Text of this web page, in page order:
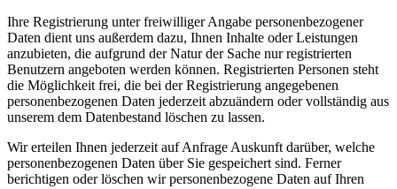
Ihre Registrierung unter freiwilliger Angabe personenbezogener
Daten dient uns außerdem dazu, Ihnen Inhalte oder Leistungen
anzubieten, die aufgrund der Natur der Sache nur registrierten
Benutzern angeboten werden können. Registrierten Personen steht
die Möglichkeit frei, die bei der Registrierung angegebenen
personenbezogenen Daten jederzeit abzuändern oder vollständig aus
unserem dem Datenbestand löschen zu lassen.
Wir erteilen Ihnen jederzeit auf Anfrage Auskunft darüber, welche
personenbezogenen Daten über Sie gespeichert sind. Ferner
berichtigen oder löschen wir personenbezogene Daten auf Ihren